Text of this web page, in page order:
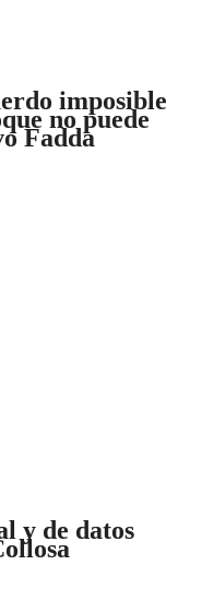
imposible
no puede
Fadda
y de datos